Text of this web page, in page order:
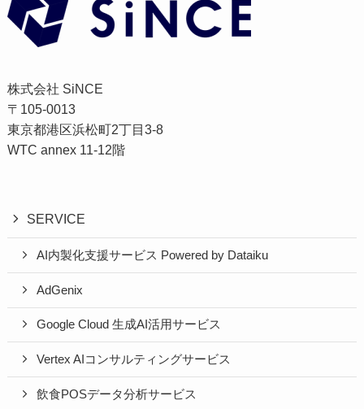
株式会社 SiNCE
〒105-0013
東京都港区浜松町2丁目3-8
WTC annex 11-12階
SERVICE
AI内製化支援サービス Powered by Dataiku
AdGenix
Google Cloud 生成AI活用サービス
Vertex AIコンサルティングサービス
飲食POSデータ分析サービス